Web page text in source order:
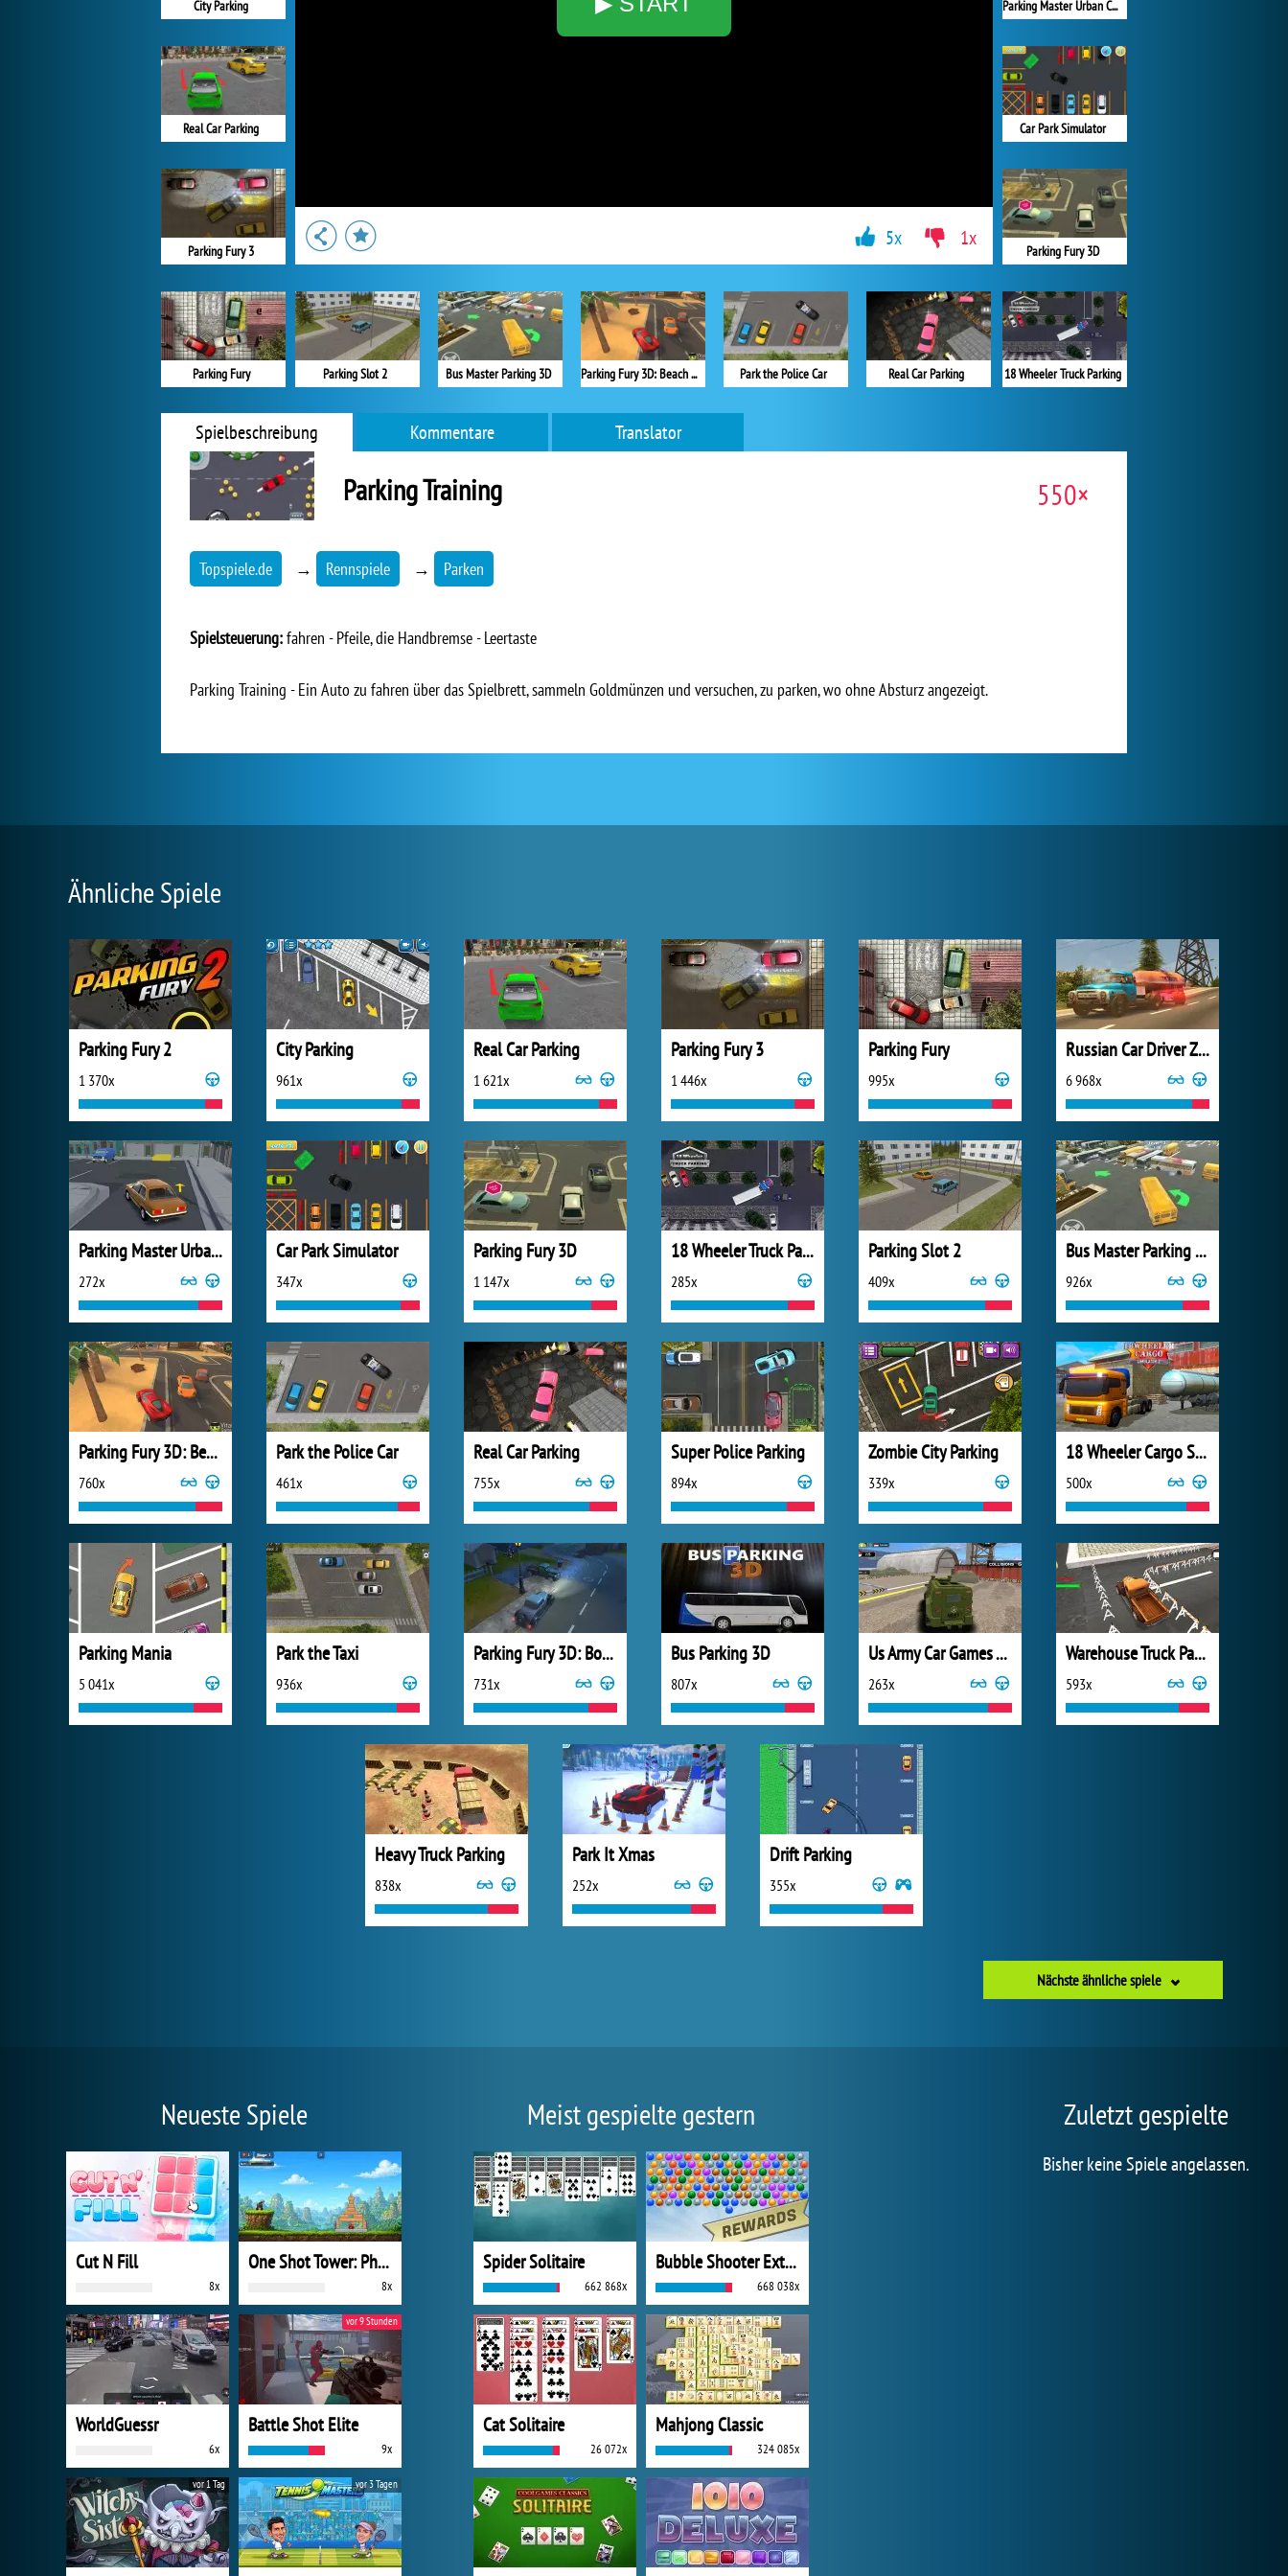
City Parking
Real Car Parking
Parking Fury 3
Parking Fury
Parking Master Urban Challenges
Car Park Simulator
Parking Fury 3D
18 Wheeler Truck Parking
Parking Slot 2 Bus Master Parking 3D Parking Fury 3D: Beach City Park the Police Car Real Car Parking
5x 1x
Spielbeschreibung Kommentare Translator
Parking Training 550×
Topspiele.de → Rennspiele → Parken
Spielsteuerung:fahren - Pfeile, die Handbremse - Leertaste
Parking Training - Ein Auto zu fahren über das Spielbrett, sammeln Goldmünzen und versuchen, zu parken, wo ohne Absturz angezeigt.
Ähnliche Spiele
Parking Fury 2
1 370x
City Parking
961x
Real Car Parking
1 621x
Parking Fury 3
1 446x
Parking Fury
995x
Russian Car Driver ZIL 130
6 968x
Parking Master Urban Challenges
272x
Car Park Simulator
347x
Parking Fury 3D
1 147x
18 Wheeler Truck Parking
285x
Parking Slot 2
409x
Bus Master Parking 3D
926x
Parking Fury 3D: Beach City
760x
Park the Police Car
461x
Real Car Parking
755x
Super Police Parking
894x
Zombie City Parking
339x
18 Wheeler Cargo Simulator 2
500x
Parking Mania
5 041x
Park the Taxi
936x
Parking Fury 3D: Bounty Hunter
731x
Bus Parking 3D
807x
Us Army Car Games Truck Driving
263x
Warehouse Truck Parking
593x
Heavy Truck Parking
838x
Park It Xmas
252x
Drift Parking
355x
Nächste ähnliche spiele
Neueste Spiele
Cut N Fill
8x
One Shot Tower: Physics Destroyer
8x
WorldGuessr
6x
Battle Shot Elite
9x
vor 9 Stunden
vor 1 Tag vor 3 Tagen
Meist gespielte gestern
Spider Solitaire
662 868x
Bubble Shooter Extreme
668 038x
Cat Solitaire
26 072x
Mahjong Classic
324 085x
Zuletzt gespielte
Bisher keine Spiele angelassen.